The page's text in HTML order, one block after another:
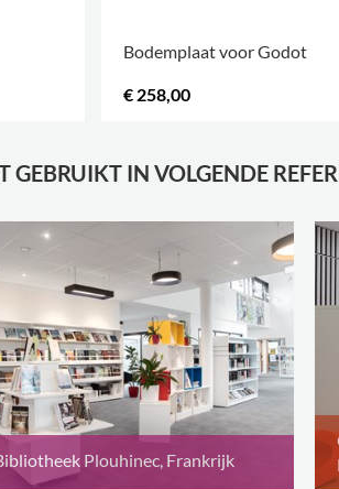
Bodemplaat voor Godot
€ 258,00
IN VOLGENDE
Plouhinec, Frankrijk